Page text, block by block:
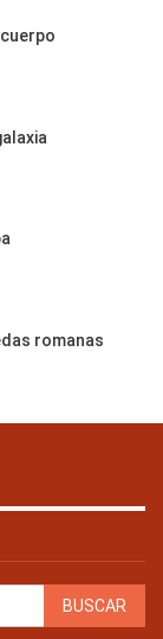
romanas